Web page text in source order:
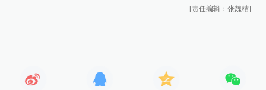
[责任编辑：张魏桔]